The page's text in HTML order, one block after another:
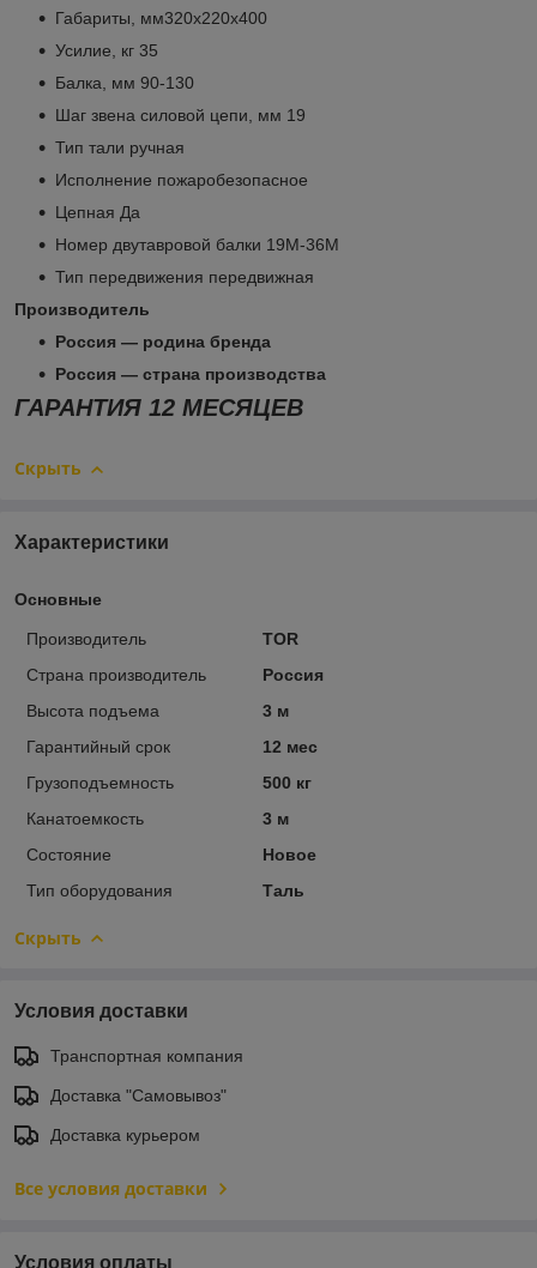
Габариты, мм320x220x400
Усилие, кг 35
Балка, мм 90-130
Шаг звена силовой цепи, мм 19
Тип тали ручная
Исполнение пожаробезопасное
Цепная Да
Номер двутавровой балки 19M-36M
Тип передвижения передвижная
Производитель
Россия — родина бренда
Россия — страна производства
ГАРАНТИЯ 12 МЕСЯЦЕВ
Скрыть
Характеристики
Основные
Производитель
TOR
Страна производитель
Россия
Высота подъема
3 м
Гарантийный срок
12 мес
Грузоподъемность
500 кг
Канатоемкость
3 м
Состояние
Новое
Тип оборудования
Таль
Скрыть
Условия доставки
Транспортная компания
Доставка "Самовывоз"
Доставка курьером
Все условия доставки
Условия оплаты